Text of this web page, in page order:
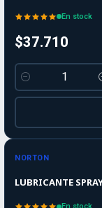
En stock
$37.710
Cantidad
-10%OFF
NORTON
LUBRICANTE